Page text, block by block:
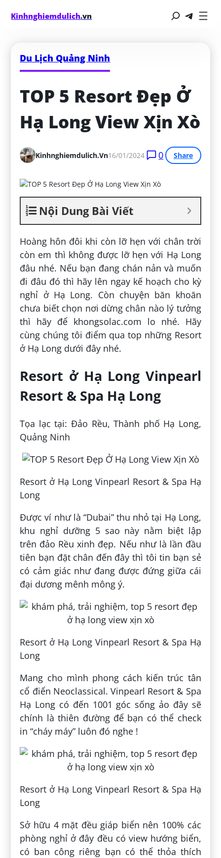
Kinhnghiemdulich.vn
Du Lịch Quảng Ninh
TOP 5 Resort Đẹp Ở
Hạ Long View Xịn Xò
Kinhnghiemdulich.vn16/01/2024 0 Share
Nội Dung Bài Viết
Hoàng hôn đôi khi còn lỡ hẹn với chân trời
còn em thì không được lỡ hẹn với Hạ Long
đâu nhé. Nếu bạn đang chán nản và muốn
đi đâu đó thì hãy lên ngay kế hoạch cho kỳ
nghỉ ở Hạ Long. Còn chuyện băn khoăn
chưa biết chọn nơi dừng chân nào lý tưởng
thì hãy để khongsolac.com lo nhé. Hãy
cùng chúng tôi điểm qua top những Resort
ở Hạ Long dưới đây nhé.
Resort ở Hạ Long Vinpearl
Resort & Spa Hạ Long
Tọa lạc tại: Đảo Rều, Thành phố Hạ Long,
Quảng Ninh
Resort ở Hạ Long Vinpearl Resort & Spa Hạ
Long
Được ví như là “Dubai” thu nhỏ tại Hạ Long,
khu nghỉ dưỡng 5 sao này nằm biệt lập
trên đảo Rều xinh đẹp. Nếu như là lần đầu
tiên bạn đặt chân đến đây thì tôi tin bạn sẻ
có cảm giác như đang được đứng giữa cái
đại dương mênh mông ý.
Resort ở Hạ Long Vinpearl Resort & Spa Hạ
Long
Mang cho mình phong cách kiến trúc tân
cổ điển Neoclassical. Vinpearl Resort & Spa
Hạ Long có đến 1001 góc sống ảo đây sẽ
chính là thiên đường để bạn có thể check
in “cháy máy” luôn đó nghe !
Resort ở Hạ Long Vinpearl Resort & Spa Hạ
Long
Sở hữu 4 mặt đều giáp biển nên 100% các
phòng nghỉ ở đây đều có view hướng biển,
có ban công riêng bạn có thể thỏa thích